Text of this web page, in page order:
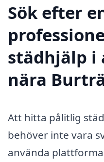
Sök efter
städhjälp i
nära
Att hitta pålitlig
behöver inte vara
använda